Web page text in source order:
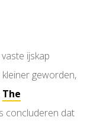
ijskap
geworden,
The
concluderen dat